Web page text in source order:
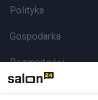
Polityka
Gospodarka
Rozmaitości